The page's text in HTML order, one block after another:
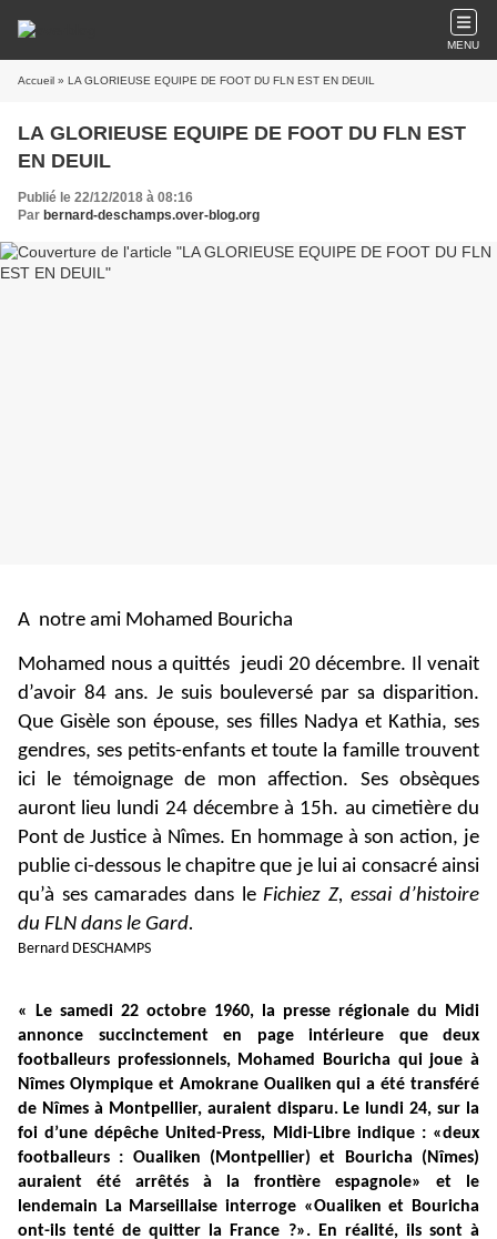
MENU
Accueil » LA GLORIEUSE EQUIPE DE FOOT DU FLN EST EN DEUIL
LA GLORIEUSE EQUIPE DE FOOT DU FLN EST
EN DEUIL
Publié le 22/12/2018 à 08:16
Par bernard-deschamps.over-blog.org
A notre ami Mohamed Bouricha
Mohamed nous a quittés jeudi 20 décembre. Il venait
d’avoir 84 ans. Je suis bouleversé par sa disparition.
Que Gisèle son épouse, ses filles Nadya et Kathia, ses
gendres, ses petits-enfants et toute la famille trouvent
ici le témoignage de mon affection. Ses obsèques
auront lieu lundi 24 décembre à 15h. au cimetière du
Pont de Justice à Nîmes. En hommage à son action, je
publie ci-dessous le chapitre que je lui ai consacré ainsi
qu’à ses camarades dans leFichiez Z, essai d’histoire
du FLN dans le Gard.
Bernard DESCHAMPS
« Le samedi 22 octobre 1960, la presse régionale du Midi annonce succinctement en page intérieure que deux footballeurs professionnels, Mohamed Bouricha qui joue à Nîmes Olympique et Amokrane Oualiken qui a été transféré de Nîmes à Montpellier, auraient disparu. Le lundi 24, sur la foi d’une dépêche United-Press, Midi-Libre indique : «deux footballeurs : Oualiken (Montpellier) et Bouricha (Nîmes) auraient été arrêtés à la frontière espagnole» et le lendemain La Marseillaise interroge «Oualiken et Bouricha ont-ils tenté de quitter la France ?». En réalité, ils sont à Genève, en route pour Tunis où siège désormais le G.P.R.A. (Gouvernement Provisoire de la République Algérienne). Le 13 avril 1958, un premier groupe de dix footballeurs algériens – parmi lesquels Mustapha Zitouni et Ben Tiffour– avaient répondu à l’appel du F.L.N. (177) qui avait décidé de constituer une équipe nationale de football. Cette décision (178) s’inscrivait dans la démarche déjà engagée de se doter des instruments indispensables à l’exercice du pouvoir étatique : armée, services de renseignements, service de santé, etc.., mais surtout il s’agissait, avec une équipe nationale de foot composée de joueurs prestigieux très connus en France et dans le monde, puisque deux d’entre eux étaient des internationaux : Mustapha Zitouni (Monaco) et Rachid Mekhloufi (St Etienne), de frapper l’opinion publique française et d’accroître le rayonnement international du F.L.N. Sur le plan militaire, 1959 avait été une année terrible pour les Algériens en raison des succès remportés, sur le terrain, par l’armée française avec le plan Challe et les arrestations opérées en France, en 1960, avaient porté un coup d’arrêt au F.L.N. et à son organisation spéciale (O.S.). La première rencontre à Melun, en juin 1960, entre les représentants du Gouvernement français et le F.L.N, s’était soldée par un échec. Ce dernier ressentait donc le besoin impérieux de relancer vigoureusement une grande offensive diplomatique. Ce sera le rôle dévolu à l’équipe nationale de foot d’être en quelque sorte, «l’ambassadeur de l’Algérie indépendante» (179) dans les divers pays où elle se rendra, en dépit des mesures de rétorsion de la FIFA : en Tunisie, au Maroc mais aussi en Bulgarie, en Roumanie, en Pologne, en URSS, en Chine, au Vietnam, en Hongrie, en Libye au cours de 91 rencontres. Fin 1960 et en 1961, le F.L.N. incite, en Algérie, les sportifs algériens à quitter les clubs dirigés par des Européens pour constituer des équipes et des clubs distincts qui exalteront les idéaux de la révolution algérienne. «Dans la situation qui était celle de notre pays – dira K. Maouche – nous ne pouvions pas nous contenter de jouer à la baballe» (180). C’est elle-même, agent de liaison de la Fédération de France du F.L.N. et épouse de Mohammed Maouche du stade de Reims qui, semble-t-il, fut chargée de prendre contact avec les joueurs qui restaient encore dans les clubs français, afin de les inviter à rejoindre leur pays. Midi-Libre (le 28 octobre) et La Marseillaise (le 29) font état de la présence en Suisse de Mohammed Maouche qui eut quelques difficultés à rejoindre le groupe et fut finalement arrêté par la police française ; de Mohamed Bouricha de Nîmes, de Amokrane Oualiken de Montpellier, de Abdelkader Kerroum de Troyes, de Amara Saïd de Bordeaux et de Hocine Bouchache du Havre. Ces joueurs – sauf Maouche donc – déclarent à la Tribune de Genève : «n’avoir pas été forcés de quitter la France et de rejoindre les rangs des footballeurs algériens à Tunis. Avant d’être footballeurs, nous sommes algériens». L’épouse de Abderrahmane Defnoun, ancien joueur d’Alès et qui évoluait au S.C.O. d’Angers, avant de rejoindre Tunis, conteste cette version et évoque la peur. Madame K. Maouche (181) elle-même chargée de contacter les joueurs reconnaît que la pression était forte. Pour la plupart, cependant, ce départ s’apparentait à un acte patriotique, à une obligation morale qui s’imposait à eux en dépit des sacrifices : carrière professionnelle interrompue, liens familiaux distendus (plusieurs étaient mariés à des françaises), etc… Le parcours de Mohamed Bouricha (182) est, à cet égard, éclairant. Quand il quitte la France, il joue à Nîmes-Olympique depuis un an. Son épouse est nîmoise. Auparavant, il avait joué à la Grand’Combe dont le club était alors dirigé par MM Malaparte et Riquet, où Kader Firoud, Marcel Rouvière, Pierre Barlaguet et Bosquier (183) l’avaient remarqué. Ce jeune Algérien, né le 10 octobre 1934 à Boufarik dans une famille de huit enfants dont le père était gardien de la paix, avait déjà été sélectionné en junior. Boufarik comptait deux équipes locales de football, l’une arabe (WAB), l’autre européenne (ASB), à l’image de la ville partagée en deux zones bien distinctes. Mohamed Bouricha, naturellement, jouait au WAB avec les jeunes de son quartier et il refusait les sollicitations nombreuses que lui adressait l’équipe européenne. Cependant, à l’issue de ses études professionnelles, il dut accepter de s’inscrire au club corporatif de la Société d’aviation AYA, car c’était la condition pour être embauché comme ajusteur. Avec la fin de la guerre d’Indochine en juillet 1954, l’usine de Boufarik intègre des militaires démobilisés et Mohamed eut une altercation violente avec l’un d’eux, un sergent-chef qui tenait des propos racistes. A la suite de cet incident, Mohamed Bouricha démissionna et s’embarqua pour la France. Cet épisode est significatif de l’état d’esprit de nombreux jeunes algériens qui, au moment du déclenchement de l’insurrection du 1er novembre, ne supportent plus les injustices, les brimades, le mépris. A Nîmes, M. Bouricha se marie avec une française mais il conserve au cœur son attachement à sa patrie d’origine. Il paie l’impôt patriotique et tout naturellement, lorsque le F.L.N le sollicite, il accepte de partir. Le samedi 22 octobre (la presse parle du 21) il prend la route en voiture avec son collègue Oualiken et quelques affaires personnelles. Son épouse Gisèle est restée à Nîmes, elle rejoindra Tunis ultérieurement avec l’aide du F.L.N. Le dimanche matin, un contrôle de police les arrête à St Julien-en-Genevois, à la frontière suisse. Ils sont interrogés toute la matinée. Leurs papiers sont en règle. Vers 11 heures, ils demandent l’autorisation d’aller boire un café au bistrot situé en face du poste de police. L’autorisation leur est accordée sous réserve qu’ils reviennent et les policiers conservent leur voiture et leurs affaires en gage. En outre, ils peuvent les surveiller par la fenêtre. Au café ils engagent la conversation avec un douanier qui se dit communiste et leur conseille, au cas où cela les intéresserait, bien qu’ils ne lui aient pas dit le but véritable de leur voyage, de profiter du changement de poste à 12 h 15 pour passer la frontière qui se trouve à environ 1 kilomètre. Ce qu’ils font ! Ils foncent, profitent de la visibilité réduite, en raison d’un épais brouillard, et débarquent côté Suisse où ils demandent l’asile politique. Ils sont conduits à Genève et, après quelques jours, l’asile leur est accordé et ils rallient l’Hôtel Royal (184) qui est le lieu de rendez-vous fixé par le F.L.N. Ensuite, c’est l’Italie, Naples, Palerme et enfin Tunis. Mohamed Bouricha et son épouse resteront en Algérie après l’Indépendance en 1962. Madame Bouricha dirigera, à Alger, le Centre de documentation scientifique, technique et médical français, tandis que son mari, après une carrière de footballeur professionnel, deviendra conseiller technique auprès du Ministre de la Jeunesse et des Sports. Mohamed Bourricha a été décoré en 1981 de la Légion d’honneur algérienne. Pendant ce temps, comment réagissent les milieux sportifs et plus généralement la population gardoise ? Le départ des premiers joueurs, en 1958, avait suscité une profonde émotion. Tous les journaux en avaient fait leurs gros titres en Une : «Une affaire très, très grave», titrait Le Figaro. Les autres départs vont être banalisés notamment le dernier, en 1960, y compris par La Marseillaise qui, pourtant milite activement pour la paix en Algérie. Midi-Libre fait de même. Le 28 octobre, La Marseillaise annonce la présence en Suisse des footballeurs, mais en dernière page alors que toute la première est barrée d’un énorme titre : «ACTIONS D’UNE PUISSANCE INEGALEE» sous lequel sont relatées les actions nombreuses pour une «paix négociée en Algérie» qui ont eu lieu la veille, le 27 octobre 1960 : 5 000 personnes à la manifestation de Nîmes, à l’appel du Mouvement de la Paix et de plusieurs syndicats et le soutien du P.C.F. et du P.S.U ; 1000 à Alès ; 300 au Martinet ; d’autres encore à St Maurice-de- Cazevieille, Salindres, St Jean-de-Valériscle. A Alès, de nombreuses personnalités avaient appelé à manifester : Claude Emerique et plusieurs professeurs du Lycée ; André Soustelle, Pinto, Gaston Ribot, Président du Comité local de Libération, Narcisse Bolmont, Abel Ferret, Lucien Lacroix. Nous sommes fin 1960. Les accords d’Evian qui reconnaîtront l’Indépendance de l’Algérie et mettront ainsi fin à la guerre, seront signés le 18 mars 1962. Des négociations sont engagées qui déclenchent la haine des ultras de la colonisation et la violence meurtrière de l’O.A.S. Deux tentatives de putsch militaire en Algérie, en 1960 et 1961, menacent la République. Sur le terrain, dans les djebels, la guerre se poursuit avec son cortège de morts. Le 21 octobre, Midi-Libre annonce le décès du jeune médecin nîmois, Jacques Villaret. Le même jour, Daniel Portes, tué au combat à l’âge de 21 ans, est inhumé à Calvisson. Les Gardois sont en majorité acquis à la Paix à laquelle ils aspirent et, contrairement au climat pesant que nous connaissons aujourd’hui, le racisme est très limité. Kader Firoud (185) et Pierre Barlaguet (186) affirment, l’un et l’autre, n’avoir jamais entendu de propos racistes proférés dans le stade par des spectateurs à l’adresse de joueurs algériens. La presse, pour sa part, est élogieuse. Le 24 octobre 1969